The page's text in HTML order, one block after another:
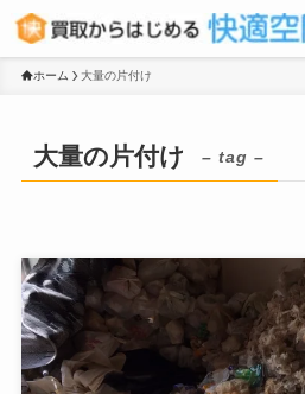
ホーム 大量の片付け
大量の片付け – tag –